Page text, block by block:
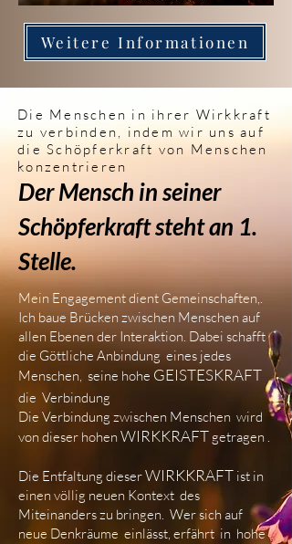
Weitere Informationen
Die Menschen in ihrer Wirkkraft
zu verbinden, indem wir uns auf
die Schöpferkraft von Menschen
konzentrieren
Der Mensch in seiner
Schöpferkraft steht an 1.
Stelle.
Mein Engagement dient Gemeinschaften,.
Ich baue Brücken zwischen Menschen auf
allen Ebenen der Interaktion. Dabei schafft
die Göttliche Anbindung eines jedes
Menschen, seine hohe GEISTESKRAFT
die Verbindung
Die Verbindung zwischen Menschen wird
von dieser hohen WIRKKRAFT getragen .
Die Entfaltung dieserWIRKKRAFT ist in
einen völlig neuen Kontext des
Miteinanders zu bringen. Wer sich auf
neue Denkräume einlässt, erfährt in hohe